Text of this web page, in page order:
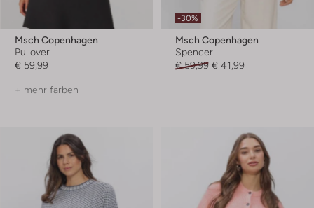
Msch Copenhagen
Pullover
€ 59,99
+ mehr farben
-30%
Msch Copenhagen
Spencer
€ 59,99 € 41,99